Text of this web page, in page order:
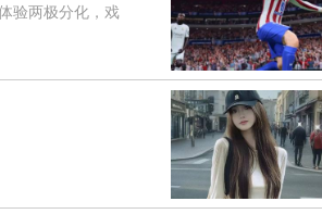
验两极分化，戏